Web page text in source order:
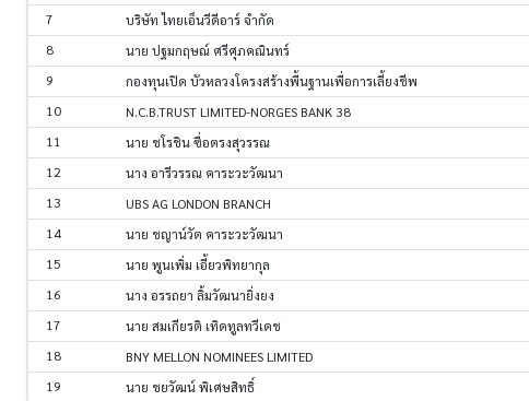
7 บริษัท ไทยเอ็นวีดีอาร์ จำกัด
8 นาย ปฐมกฤษณ์ ศรีศุภคณินทร์
9 กองทุนเปิด บัวหลวงโครงสร้างพื้นฐานเพื่อการเลี้ยงชีพ
10 N.C.B.TRUST LIMITED-NORGES BANK 38
11 นาย ชโรชิน ซื่อตรงสุวรรณ
12 นาง อารีวรรณ คาระวะวัฒนา
13 UBS AG LONDON BRANCH
14 นาย ชญาน์วัต คาระวะวัฒนา
15 นาย พูนเพิ่ม เอี้ยวพิทยากุล
16 นาง อรรถยา ลิ้มวัฒนายิ่งยง
17 นาย สมเกียรติ เทิดทูลทวีเดช
18 BNY MELLON NOMINEES LIMITED
19 นาย ชยวัฒน์ พิเศษสิทธิ์